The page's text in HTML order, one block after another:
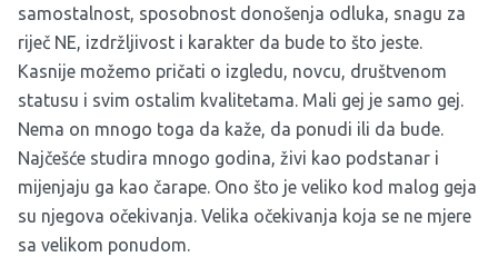
samostalnost, sposobnost donošenja odluka, snagu za
riječ NE, izdržljivost i karakter da bude to što jeste.
Kasnije možemo pričati o izgledu, novcu, društvenom
statusu i svim ostalim kvalitetama. Mali gej je samo gej.
Nema on mnogo toga da kaže, da ponudi ili da bude.
Najčešće studira mnogo godina, živi kao podstanar i
mijenjaju ga kao čarape. Ono što je veliko kod malog geja
su njegova očekivanja. Velika očekivanja koja se ne mjere
sa velikom ponudom.